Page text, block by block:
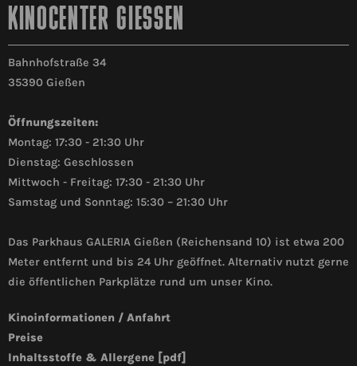
KINOCENTER GIESSEN
Bahnhofstraße 34
35390 Gießen
Öffnungszeiten:
Montag: 17:30 - 21:30 Uhr
Dienstag: Geschlossen
Mittwoch - Freitag: 17:30 - 21:30 Uhr
Samstag und Sonntag: 15:30 – 21:30 Uhr
Das Parkhaus GALERIA Gießen (Reichensand 10) ist etwa 200
Meter entfernt und bis 24 Uhr geöffnet. Alternativ nutzt gerne
die öffentlichen Parkplätze rund um unser Kino.
Kinoinformationen / Anfahrt
Preise
Inhaltsstoffe & Allergene [pdf]